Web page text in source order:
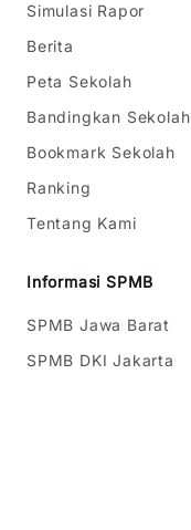
Simulasi Rapor
Berita
Peta Sekolah
Bandingkan Sekolah
Bookmark Sekolah
Ranking
Tentang Kami
Informasi SPMB
SPMB Jawa Barat
SPMB DKI Jakarta